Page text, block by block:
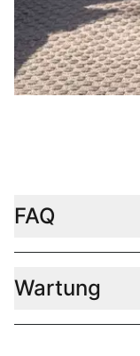
FAQ
Wartung